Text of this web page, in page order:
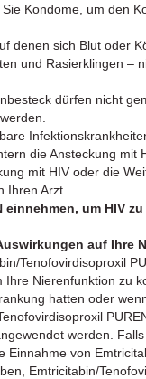
Kondome, um den
denen sich Blut oder
und Rasierklingen –
dürfen nicht
die Ansteckung mit
mit HIV oder die
Ihren Arzt.
um HIV
auf Ihre
Tenofovirdisoproxil
Nierenfunktion zu
hatten oder
werden.
von
Emtricitabin/